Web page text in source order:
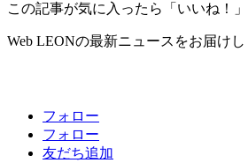
この記事が気に入ったら「いいね！
Web LEONの最新ニュースをお届けし
フォロー
フォロー
友だち追加